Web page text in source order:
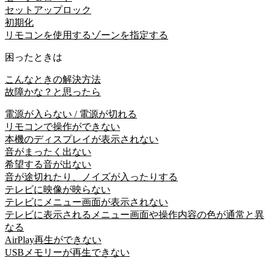
セットアップロック
初期化
リモコンを使用するゾーンを指定する
困ったときは
こんなときの解決方法
故障かな？と思ったら
電源が入らない / 電源が切れる
リモコンで操作ができない
本機のディスプレイが表示されない
音がまったく出ない
希望する音が出ない
音が途切れたり、ノイズが入ったりする
テレビに映像が映らない
テレビにメニュー画面が表示されない
テレビに表示されるメニュー画面や操作内容の色が通常と異
なる
AirPlay再生ができない
USBメモリーが再生できない